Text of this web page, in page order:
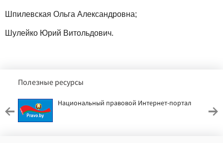
Шпилевская Ольга Александровна;
Шулейко Юрий Витольдович.
Полезные ресурсы
Национальный правовой Интернет-портал